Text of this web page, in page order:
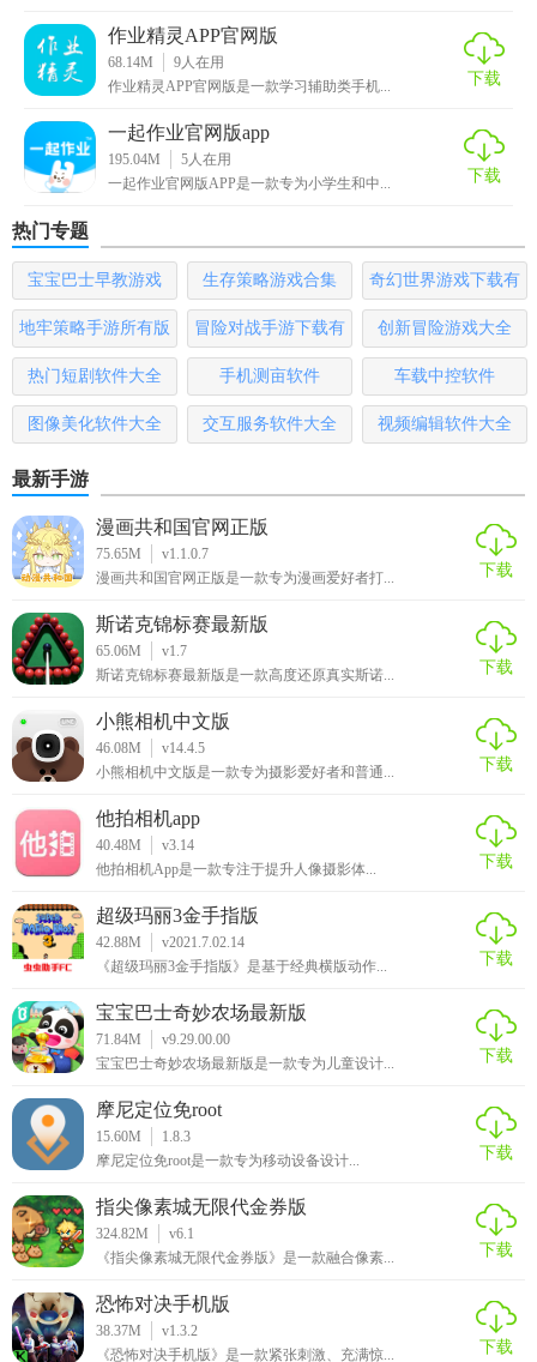
作业精灵APP官网版
68.14M 9人在用
作业精灵APP官网版是一款学习辅助类手机...
下载
一起作业官网版app
195.04M 5人在用
一起作业官网版APP是一款专为小学生和中...
下载
热门专题
宝宝巴士早教游戏 生存策略游戏合集
奇幻世界游戏下载有
哪些
地牢策略手游所有版
本
冒险对战手游下载有
哪些
创新冒险游戏大全
热门短剧软件大全 手机测亩软件 车载中控软件
图像美化软件大全 交互服务软件大全 视频编辑软件大全
最新手游
漫画共和国官网正版
75.65M
v1.1.0.7
漫画共和国官网正版是一款专为漫画爱好者打...
下载
斯诺克锦标赛最新版
65.06M
v1.7
斯诺克锦标赛最新版是一款高度还原真实斯诺...
下载
小熊相机中文版
46.08M
v14.4.5
小熊相机中文版是一款专为摄影爱好者和普通...
下载
他拍相机app
40.48M
v3.14
他拍相机App是一款专注于提升人像摄影体...
下载
超级玛丽3金手指版
42.88M
v2021.7.02.14
《超级玛丽3金手指版》是基于经典横版动作...
下载
宝宝巴士奇妙农场最新版
71.84M
v9.29.00.00
宝宝巴士奇妙农场最新版是一款专为儿童设计...
下载
摩尼定位免root
15.60M
1.8.3
摩尼定位免root是一款专为移动设备设计...
下载
指尖像素城无限代金券版
324.82M
v6.1
《指尖像素城无限代金券版》是一款融合像素...
下载
恐怖对决手机版
38.37M
v1.3.2
《恐怖对决手机版》是一款紧张刺激、充满惊...
下载